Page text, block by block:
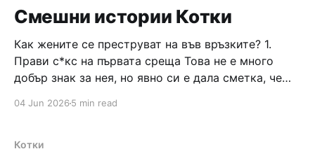
Смешни истории Котки
Как жените се преструват на във връзките? 1.
Прави с*кс на първата среща Това не е много
добър знак за нея, но явно си е дала сметка, че
04 Jun 2026 5 min read
Котки